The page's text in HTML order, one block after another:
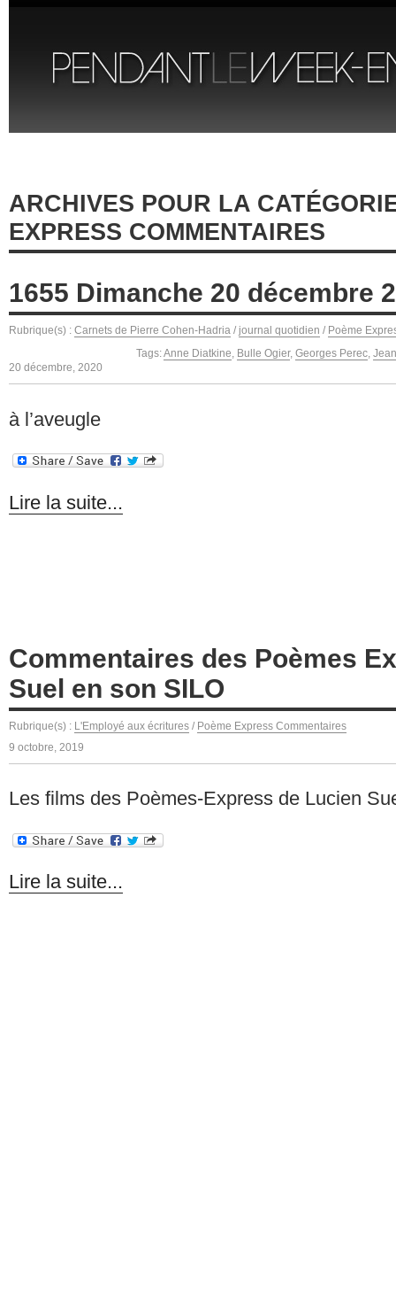
ARCHIVES POUR LA
EXPRESS COMMENTAIRES
1655 Dimanche 20 décembre
Rubrique(s) : Carnets de Pierre Cohen-Hadria / journal quotidien / Poème
Tags:Anne Diatkine, Bulle Ogier, Georges Perec,
20 décembre, 2020
à l’aveugle
Lire la suite...
Commentaires des Poèmes
Suel en son SILO
Rubrique(s) : L'Employé aux écritures / Poème Express Commentaires
9 octobre, 2019
Les films des Poèmes-Express de Lucien
Lire la suite...